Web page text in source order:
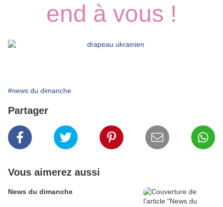
end à vous !
#news du dimanche
Partager
Vous aimerez aussi
News du dimanche